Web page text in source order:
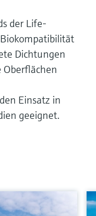
der Life-
Dichtungen
Einsatz in
geeignet.